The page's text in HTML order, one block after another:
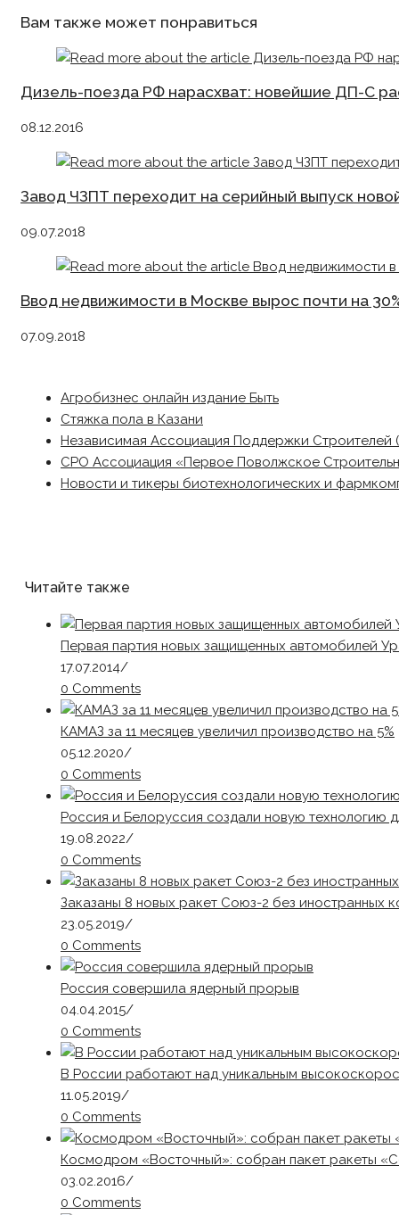
Вам также может понравиться
Дизель-поезда РФ нарасхват: новейшие ДП-С
08.12.2016
Завод ЧЗПТ переходит на серийный выпуск
09.07.2018
Ввод недвижимости в Москве вырос почти на
07.09.2018
Агробизнес онлайн издание Быть
Стяжка пола в Казани
Независимая Ассоциация Поддержки Строителей
СРО Ассоциация «Первое Поволжское
Новости и тикеры биотехнологических и
Читайте также
Первая партия новых защищенных автомобилей
17.07.2014/
0 Comments
КАМАЗ за 11 месяцев увеличил производство на 5%
05.12.2020/
0 Comments
Россия и Белоруссия создали новую технологию
19.08.2022/
0 Comments
Заказаны 8 новых ракет Союз-2 без иностранных
23.05.2019/
0 Comments
Россия совершила ядерный прорыв
04.04.2015/
0 Comments
В России работают над уникальным
11.05.2019/
0 Comments
Космодром «Восточный»: собран пакет ракеты
03.02.2016/
0 Comments